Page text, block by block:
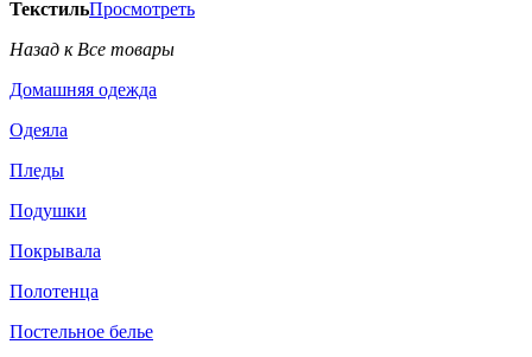
ТекстильПросмотреть
Назад к Все товары
Домашняя одежда
Одеяла
Пледы
Подушки
Покрывала
Полотенца
Постельное белье